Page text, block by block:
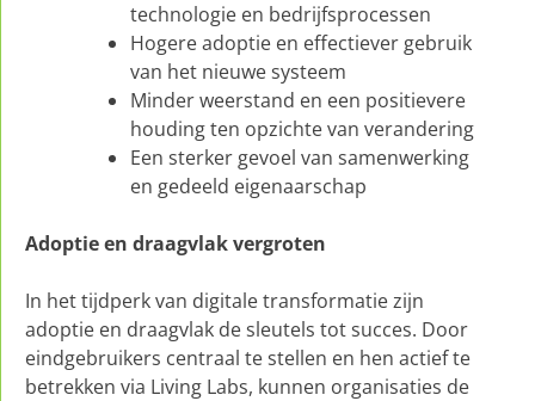
technologie en bedrijfsprocessen
Hogere adoptie en effectiever gebruik
van het nieuwe systeem
Minder weerstand en een positievere
houding ten opzichte van verandering
Een sterker gevoel van samenwerking
en gedeeld eigenaarschap
Adoptie en draagvlak vergroten
In het tijdperk van digitale transformatie zijn
adoptie en draagvlak de sleutels tot succes. Door
eindgebruikers centraal te stellen en hen actief te
betrekken via Living Labs, kunnen organisaties de